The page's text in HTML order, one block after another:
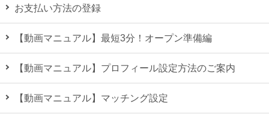
お支払い方法の登録
【動画マニュアル】最短3分！オープン準備編
【動画マニュアル】プロフィール設定方法のご案内
【動画マニュアル】マッチング設定